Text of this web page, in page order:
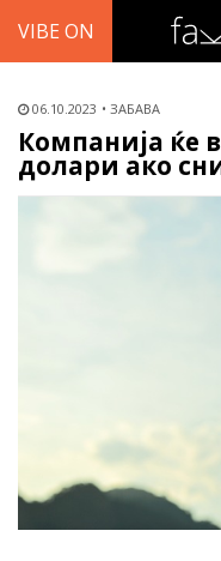
VIBE ON
06.10.2023 ЗАБАВА
Компанија ќе
долари ако